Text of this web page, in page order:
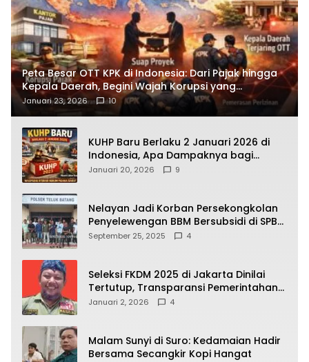
Peta Besar OTT KPK di Indonesia: Dari Pajak hingga
Kepala Daerah, Begini Wajah Korupsi yang
Terbongkar
Januari 23, 2026 10
KUHP Baru Berlaku 2 Januari 2026 di
Indonesia, Apa Dampaknya bagi
Kehidupan Warga? Ini Aturan Kunci
Januari 20, 2026 9
Nelayan Jadi Korban Persekongkolan
Penyelewengan BBM Bersubsidi di SPBU
64.78809 Teluk Batang
September 25, 2025 4
Seleksi FKDM 2025 di Jakarta Dinilai
Tertutup, Transparansi Pemerintahan
Pramono–Rano Dipertanyakan
Januari 2, 2026 4
Malam Sunyi di Suro: Kedamaian Hadir
Bersama Secangkir Kopi Hangat